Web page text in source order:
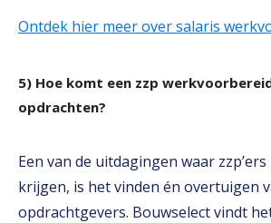
Ontdek hier meer over salaris
5) Hoe komt een zzp
opdrachten?
Een van de uitdagingen waar
krijgen, is het vinden én overtuigen
opdrachtgevers. Bouwselect vindt